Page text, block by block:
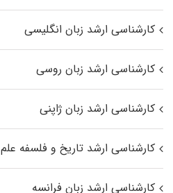
کارشناسی ارشد زبان انگلیسی
کارشناسی ارشد زبان روسی
کارشناسی ارشد زبان ژاپنی
کارشناسی ارشد تاریخ و فلسفه علم
کارشناسی ارشد زبان فرانسه